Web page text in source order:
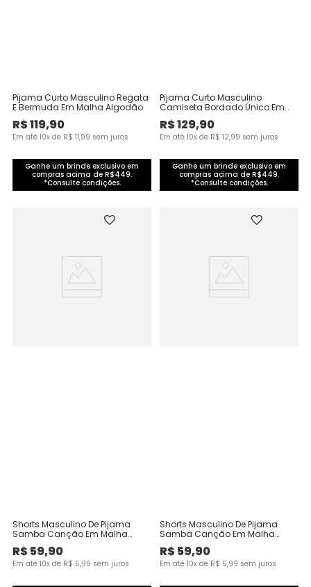
Pijama Curto Masculino Regata
E Bermuda Em Malha Algodão
R$119,90
Em até 10x de R$ 11,99 sem juros
Ganhe um brinde exclusivo em
compras acima de R$449.
*Consulte condições.
Pijama Curto Masculino
Camiseta Bordado Único Em
Malha Algodão
R$129,90
Em até 10x de R$ 12,99 sem juros
Ganhe um brinde exclusivo em
compras acima de R$449.
*Consulte condições.
Shorts Masculino De Pijama
Samba Canção Em Malha
Algodão
R$59,90
Em até 10x de R$ 5,99 sem juros
Shorts Masculino De Pijama
Samba Canção Em Malha
Algodão
R$59,90
Em até 10x de R$ 5,99 sem juros